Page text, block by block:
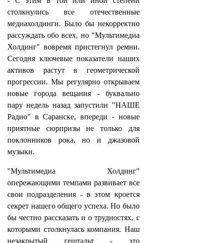
столкнулись все отечественные
медиахолдинги. Было бы некорректно
рассуждать обо всех, но "Мультимедиа
Холдинг" вовремя пристегнул ремни.
Сегодня ключевые показатели наших
активов растут в геометрической
прогрессии. Мы регулярно открываем
новые города вещания - буквально
пару недель назад запустили "НАШЕ
Радио" в Саранске, впереди - новые
приятные сюрпризы не только для
поклонников рока, но и джазовой
музыки.
"Мультимедиа Холдинг"
опережающими темпами развивает все
свои подразделения - в этом кроется
секрет нашего общего успеха. Но было
бы честно рассказать и о трудностях, с
которыми столкнулась компания. Наш
незакрытый гештальт - это